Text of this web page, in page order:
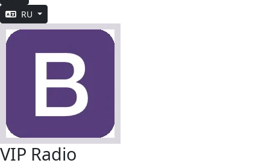
RU
VIP Radio